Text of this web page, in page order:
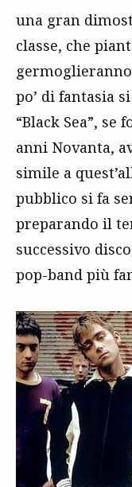
una gran
classe, che
po’ di fantasia
“Black Sea”, se
anni Novanta,
simile a
pubblico si fa
preparando il
successivo
pop-band più